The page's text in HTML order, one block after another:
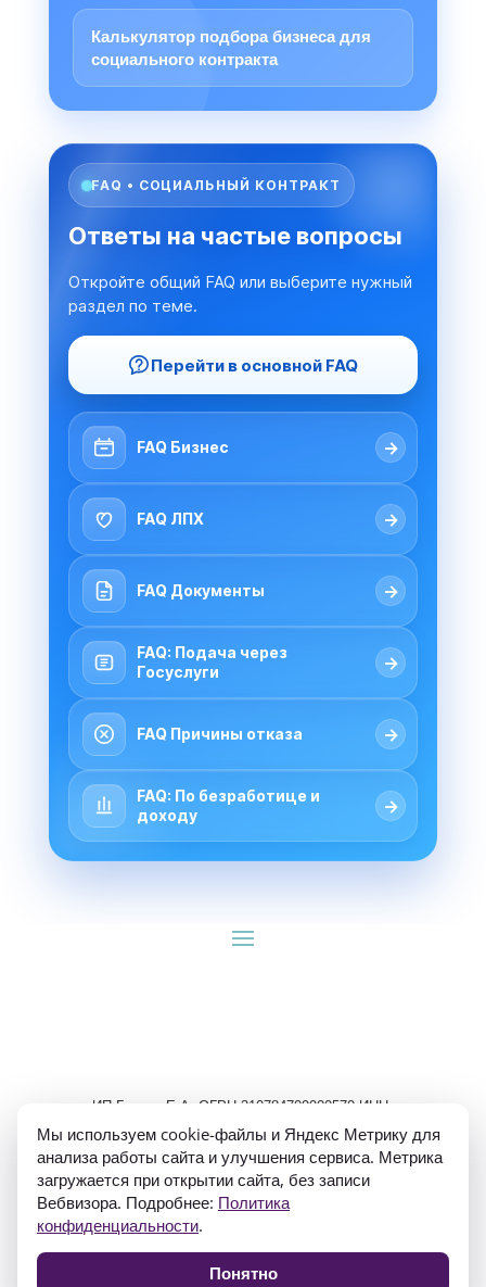
Калькулятор подбора бизнеса для
социального контракта
FAQ • СОЦИАЛЬНЫЙ КОНТРАКТ
Ответы на частые вопросы
Откройте общий FAQ или выберите нужный
раздел по теме.
Перейти в основной FAQ
FAQ Бизнес →
FAQ ЛПХ →
FAQ Документы →
FAQ: Подача через
Госуслуги
→
FAQ Причины отказа →
FAQ: По безработице и
доходу
→
ИП Гуляев Е.А. ОГРН 310784709900570 ИНН
Политика конфиденциальности
Согласие на обработку персональных данных
Мы используем cookie-файлы и Яндекс Метрику для
анализа работы сайта и улучшения сервиса. Метрика
загружается при открытии сайта, без записи
Вебвизора. Подробнее: Политика
конфиденциальности.
Понятно